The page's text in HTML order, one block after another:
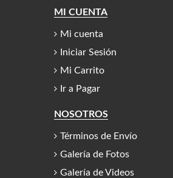
MI CUENTA
Mi cuenta
Iniciar Sesión
Mi Carrito
Ir a Pagar
NOSOTROS
Términos de Envío
Galería de Fotos
Galería de Videos